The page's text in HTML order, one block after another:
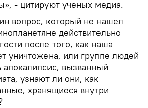
- цитируют ученых медиа.
вопрос, который не нашел
действительно
после того, как наша
уничтожена, или группе людей
апокалипсис, вызванный
узнают ли они, как
хранящиеся внутри